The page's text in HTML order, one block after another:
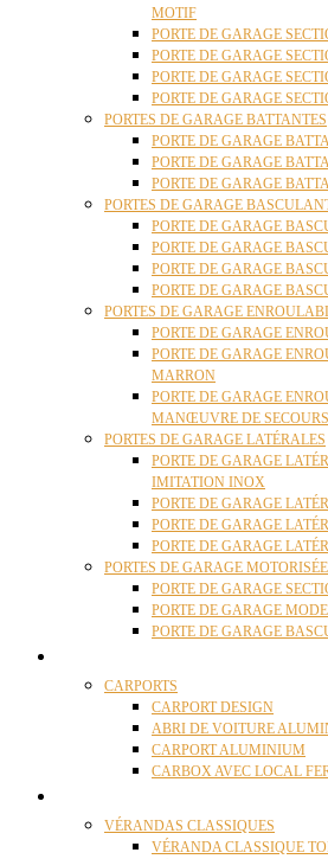
MOTIF
PORTE DE GARAGE
PORTE DE GARAGE
PORTE DE GARAGE
PORTE DE GARAGE
PORTES DE GARAGE BATTANTES
PORTE DE GARAGE
PORTE DE GARAGE
PORTE DE GARAGE
PORTES DE GARAGE
PORTE DE GARAGE
PORTE DE GARAGE
PORTE DE GARAGE
PORTE DE GARAGE
PORTES DE GARAGE
PORTE DE GARAGE
PORTE DE GARAGE
MARRON
PORTE DE GARAGE
MANŒUVRE DE SECOURS
PORTES DE GARAGE LATÉRALES
PORTE DE GARAGE
IMITATION INOX
PORTE DE GARAGE
PORTE DE GARAGE
PORTE DE GARAGE
PORTES DE GARAGE
PORTE DE GARAGE
PORTE DE GARAGE
PORTE DE GARAGE
CARPORTS
CARPORT DESIGN
ABRI DE VOITURE
CARPORT ALUMINIUM
CARBOX AVEC LOCAL
VÉRANDAS CLASSIQUES
VÉRANDA CLASSIQUE